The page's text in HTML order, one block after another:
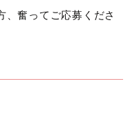
、奮ってご応募くださ